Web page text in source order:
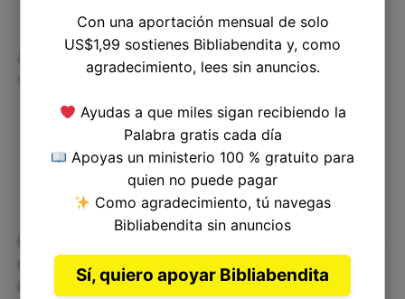
Aplicando el versículo en nuestra
recuerda la importancia de reconocer el valor
intrínseco de todas las personas,
Con una aportación mensual de solo
US$1,99 sostienes Bibliabendita y, como
agradecimiento, lees sin anuncios.
Ayudas a que miles sigan recibiendo la
Palabra gratis cada día
Apoyas un ministerio 100 % gratuito para
quien no puede pagar
Como agradecimiento, tú navegas
Bibliabendita sin anuncios
Sí, quiero apoyar Bibliabendita